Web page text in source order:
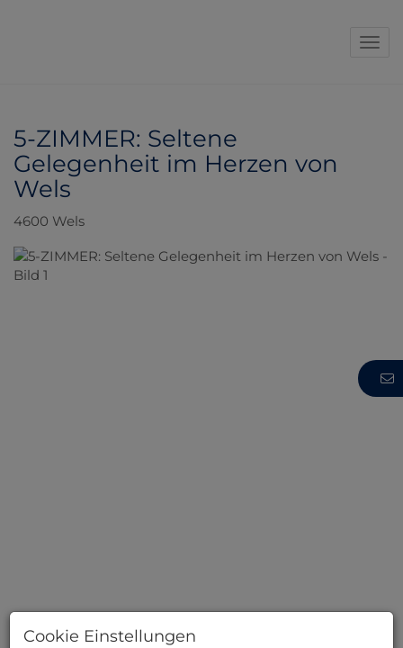
5-ZIMMER: Seltene
Gelegenheit im Herzen von
Wels
4600 Wels
Cookie Einstellungen